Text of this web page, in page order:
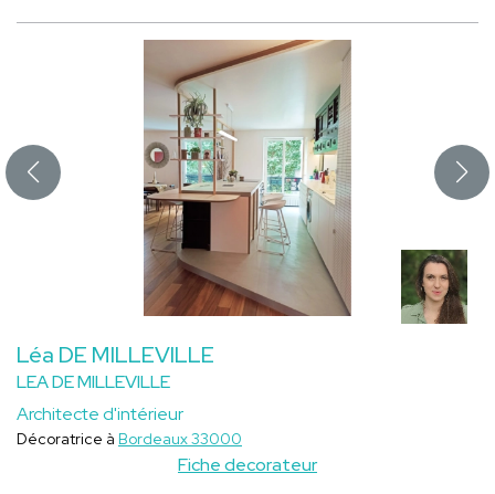
Léa DE MILLEVILLE
LEA DE MILLEVILLE
Architecte d'intérieur
Fiche decorateur
Décoratrice à Bordeaux 33000